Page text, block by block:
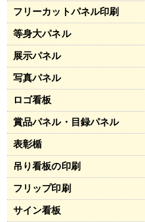
フリーカットパネル印刷
等身大パネル
展示パネル
写真パネル
ロゴ看板
賞品パネル・目録パネル
表彰楯
吊り看板の印刷
フリップ印刷
サイン看板